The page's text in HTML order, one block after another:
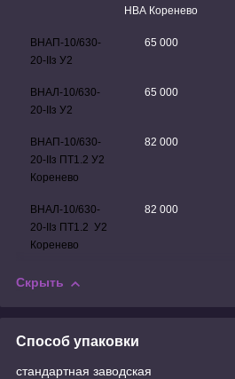
НВА Коренево
ВНАП-10/630-
20-IIз У2
65 000
ВНАЛ-10/630-
20-IIз У2
65 000
ВНАП-10/630-
20- IIз ПТ1.2 У2
Коренево
82 000
ВНАЛ-10/630-
20- IIз ПТ1.2 У2
Коренево
82 000
Скрыть
Способ упаковки
стандартная заводская